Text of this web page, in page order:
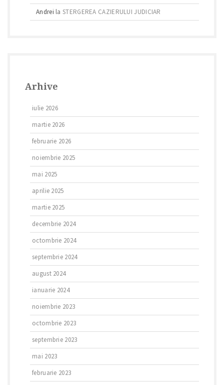
Andrei laSTERGEREA CAZIERULUI JUDICIAR
Arhive
iulie 2026
martie 2026
februarie 2026
noiembrie 2025
mai 2025
aprilie 2025
martie 2025
decembrie 2024
octombrie 2024
septembrie 2024
august 2024
ianuarie 2024
noiembrie 2023
octombrie 2023
septembrie 2023
mai 2023
februarie 2023